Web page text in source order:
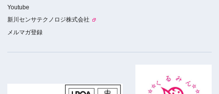
Youtube
新川センサテクノロジ株式会社
メルマガ登録